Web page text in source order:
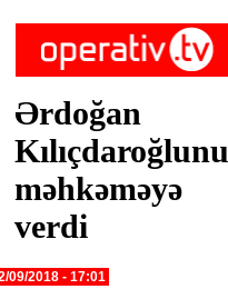
Ərdoğan
Kılıçdaroğlunu
məhkəməyə
verdi
09/2018 - 17:01